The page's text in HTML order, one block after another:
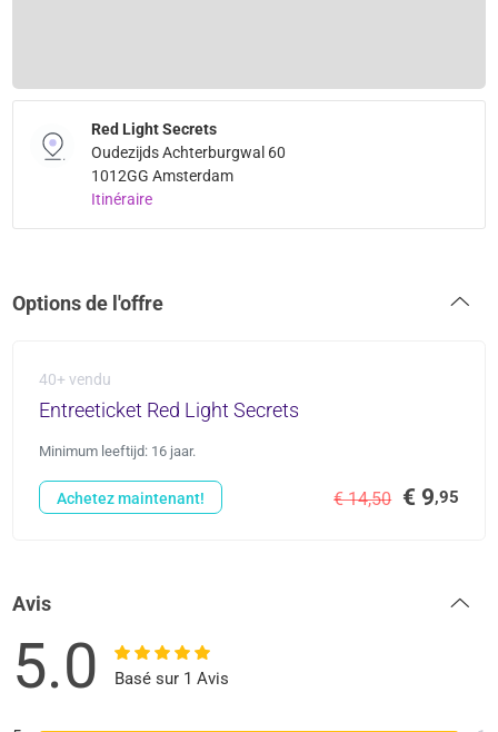
Red Light Secrets
Oudezijds Achterburgwal 60
1012GG Amsterdam
Itinéraire
Options de l'offre
40+ vendu
Entreeticket Red Light Secrets
Minimum leeftijd: 16 jaar.
€ 14,50 € 9,95
Achetez maintenant!
Avis
5.0 Basé sur 1 Avis